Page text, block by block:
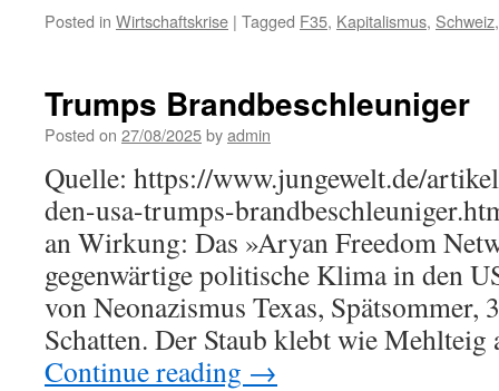
Posted in Wirtschaftskrise | Tagged F35, Kapitalismus, Schweiz
Trumps Brandbeschleuniger
Posted on 27/08/2025byadmin
Quelle: https://www.jungewelt.de/
den-usa-trumps-
an Wirkung: Das »Aryan Freedom
gegenwärtige politische Klima in den
von Neonazismus Texas, Spätsommer,
Schatten. Der Staub klebt wie
Continue reading →